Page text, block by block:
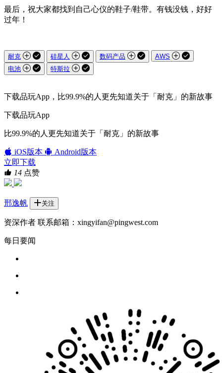
最后，祝大家都找到自己心仪的鞋子/鞋带。有钱没钱，好好
过年！
耐克 硅星人 数码产品
AWS
电池
特斯拉
下载品玩App，比99.9%的人更先知道关于「耐克」的新故事
下载品玩App
比99.9%的人更先知道关于「耐克」的新故事
iOS版本
Android版本
立即下载
14 点赞
邢逸帆 关注
资深作者 联系邮箱：xingyifan@pingwest.com
每日要闻